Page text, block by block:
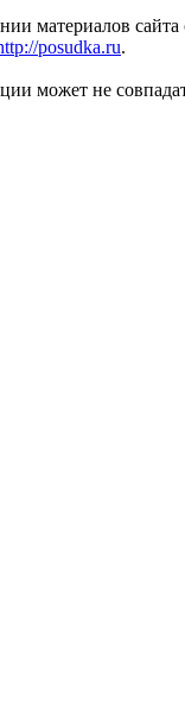
материалов сайта
posudka.ru.
может не